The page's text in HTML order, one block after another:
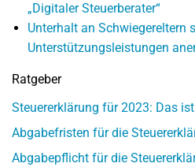
„Digitaler Steuerberater“
Unterhalt an Schwiegereltern
Unterstützungsleistungen
Ratgeber
Steuererklärung für 2023: Das
Abgabefristen für die
Abgabepflicht für die